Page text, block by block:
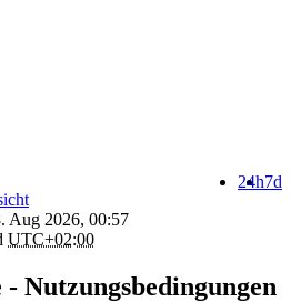
7d
24h
Aug 2026, 00:57
UTC+02:00
Nutzungsbedingungen